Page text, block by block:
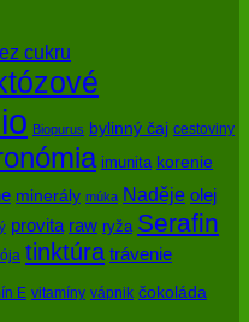
cukru
Biopurus bylinný čaj cestoviny
imunita korenie
minerály múka Naděje olej
provita raw ryža Serafin
tinktúra trávenie
E vitamíny vápnik čokoláda